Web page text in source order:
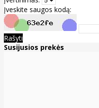
Įveskite saugos kodą:
Rašyti
Susijusios prekės